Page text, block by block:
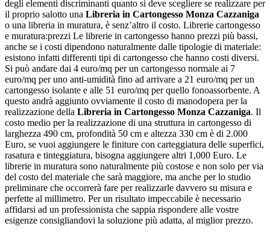
degli elementi discriminanti quanto si deve scegliere se realizzare per
il proprio salotto una Libreria in Cartongesso Monza Cazzaniga
o una libreria in muratura, è senz’altro il costo. Librerie cartongesso
e muratura:prezzi Le librerie in cartongesso hanno prezzi più bassi,
anche se i costi dipendono naturalmente dalle tipologie di materiale:
esistono infatti differenti tipi di cartongesso che hanno costi diversi.
Si può andare dai 4 euro/mq per un cartongesso normale ai 7
euro/mq per uno anti-umidità fino ad arrivare a 21 euro/mq per un
cartongesso isolante e alle 51 euro/mq per quello fonoassorbente. A
questo andrà aggiunto ovviamente il costo di manodopera per la
realizzazione della Libreria in Cartongesso Monza Cazzaniga. Il
costo medio per la realizzazione di una struttura in cartongesso di
larghezza 490 cm, profondità 50 cm e altezza 330 cm è di 2.000
Euro, se vuoi aggiungere le finiture con carteggiatura delle superfici,
rasatura e tinteggiatura, bisogna aggiungere altri 1,000 Euro. Le
librerie in muratura sono naturalmente più costose e non solo per via
del costo del materiale che sarà maggiore, ma anche per lo studio
preliminare che occorrerà fare per realizzarle davvero su misura e
perfette al millimetro. Per un risultato impeccabile è necessario
affidarsi ad un professionista che sappia rispondere alle vostre
esigenze consigliandovi la soluzione più adatta, al miglior prezzo.